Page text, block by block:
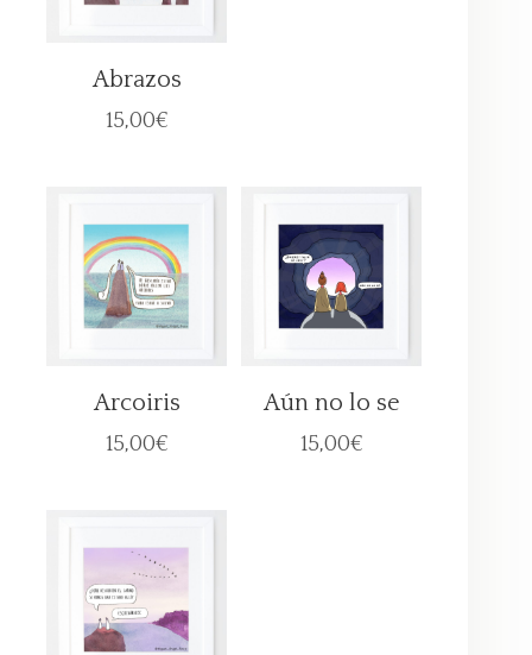
Abrazos
15,00€
Arcoiris
15,00€
Aún no lo se
15,00€